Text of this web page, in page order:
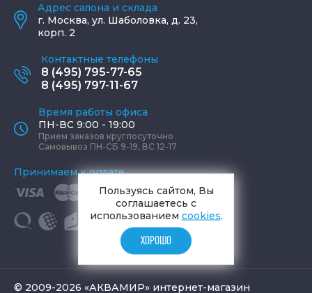
Адрес салона и склада
г. Москва, ул. Шаболовка, д. 23,
корп. 2
Контактные телефоны
8 (495) 795-77-65
8 (495) 797-11-67
Время работы офиса
ПН-ВС 9:00 - 19:00
Прием заказов круглосуточно
Самовывоз ПН-СБ 9-19, ВС 12-17
Принимаем к оплате
© 2009-2026 «АКВАМИР» интернет-магазин
Пользуясь сайтом, Вы
соглашаетесь с
использованием cookies.
ХОРОШО